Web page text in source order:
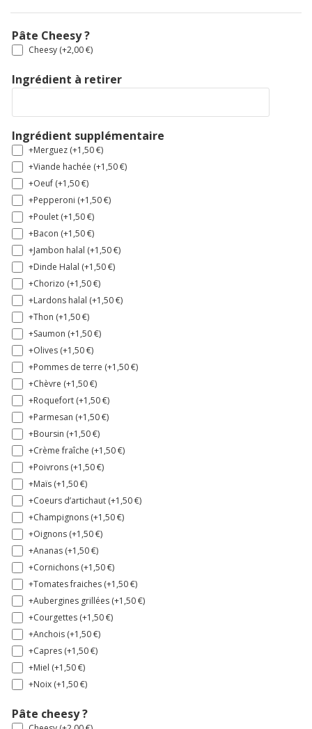
Pâte Cheesy ?
Cheesy (+2,00€)
Ingrédient à retirer
Ingrédient supplémentaire
+Merguez (+1,50€)
+Viande hachée (+1,50€)
+Oeuf (+1,50€)
+Pepperoni (+1,50€)
+Poulet (+1,50€)
+Bacon (+1,50€)
+Jambon halal (+1,50€)
+Dinde Halal (+1,50€)
+Chorizo (+1,50€)
+Lardons halal (+1,50€)
+Thon (+1,50€)
+Saumon (+1,50€)
+Olives (+1,50€)
+Pommes de terre (+1,50€)
+Chèvre (+1,50€)
+Roquefort (+1,50€)
+Parmesan (+1,50€)
+Boursin (+1,50€)
+Crème fraîche (+1,50€)
+Poivrons (+1,50€)
+Maïs (+1,50€)
+Coeurs d’artichaut (+1,50€)
+Champignons (+1,50€)
+Oignons (+1,50€)
+Ananas (+1,50€)
+Cornichons (+1,50€)
+Tomates fraiches (+1,50€)
+Aubergines grillées (+1,50€)
+Courgettes (+1,50€)
+Anchois (+1,50€)
+Capres (+1,50€)
+Miel (+1,50€)
+Noix (+1,50€)
Pâte cheesy ?